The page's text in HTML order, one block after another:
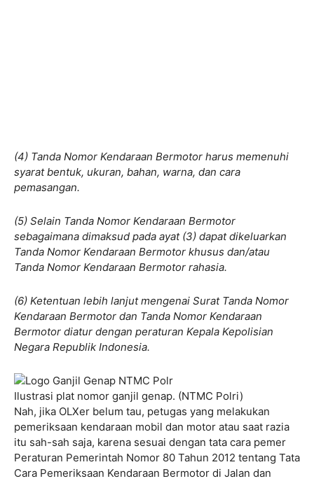
(4) Tanda Nomor Kendaraan Bermotor harus memenuhi
syarat bentuk, ukuran, bahan, warna, dan cara
pemasangan.
(5) Selain Tanda Nomor Kendaraan Bermotor
sebagaimana dimaksud pada ayat (3) dapat dikeluarkan
Tanda Nomor Kendaraan Bermotor khusus dan/atau
Tanda Nomor Kendaraan Bermotor rahasia.
(6) Ketentuan lebih lanjut mengenai Surat Tanda Nomor
Kendaraan Bermotor dan Tanda Nomor Kendaraan
Bermotor diatur dengan peraturan Kepala Kepolisian
Negara Republik Indonesia.
Ilustrasi plat nomor ganjil genap. (NTMC Polri)
Nah, jika OLXer belum tau, petugas yang melakukan
pemeriksaan kendaraan mobil dan motor atau saat razia
itu sah-sah saja, karena sesuai dengan tata cara pemer
Peraturan Pemerintah Nomor 80 Tahun 2012 tentang Tata
Cara Pemeriksaan Kendaraan Bermotor di Jalan dan